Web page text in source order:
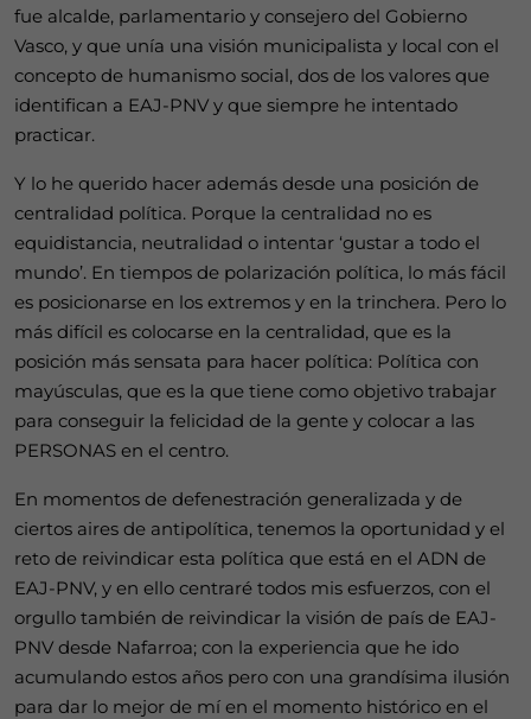
fue alcalde, parlamentario y consejero del Gobierno
Vasco, y que unía una visión municipalista y local con el
concepto de humanismo social, dos de los valores que
identifican a EAJ-PNV y que siempre he intentado
practicar.
Y lo he querido hacer además desde una posición de
centralidad política. Porque la centralidad no es
equidistancia, neutralidad o intentar ‘gustar a todo el
mundo’. En tiempos de polarización política, lo más fácil
es posicionarse en los extremos y en la trinchera. Pero lo
más difícil es colocarse en la centralidad, que es la
posición más sensata para hacer política: Política con
mayúsculas, que es la que tiene como objetivo trabajar
para conseguir la felicidad de la gente y colocar a las
PERSONAS en el centro.
En momentos de defenestración generalizada y de
ciertos aires de antipolítica, tenemos la oportunidad y el
reto de reivindicar esta política que está en el ADN de
EAJ-PNV, y en ello centraré todos mis esfuerzos, con el
orgullo también de reivindicar la visión de país de EAJ-
PNV desde Nafarroa; con la experiencia que he ido
acumulando estos años pero con una grandísima ilusión
para dar lo mejor de mí en el momento histórico en el